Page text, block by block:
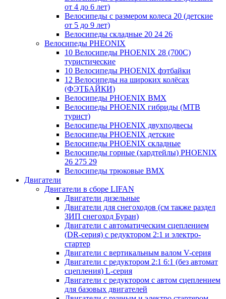
от 4 до 6 лет)
Велосипеды с размером колеса 20 (детские
от 5 до 9 лет)
Велосипеды складные 20 24 26
Велосипеды PHEONIX
10 Велосипеды PHOENIX 28 (700С)
туристические
10 Велосипеды PHOENIX фэтбайки
12 Велосипеды на широких колёсах
(ФЭТБАЙКИ)
Велосипеды PHOENIX BMX
Велосипеды PHOENIX гибриды (MTB
турист)
Велосипеды PHOENIX двухподвесы
Велосипеды PHOENIX детские
Велосипеды PHOENIX складные
Велосипеды горные (хардтейлы) PHOENIX
26 275 29
Велосипеды трюковые BMX
Двигатели
Двигатели в сборе LIFAN
Двигатели дизельные
Двигатели для снегоходов (см также раздел
ЗИП снегоход Буран)
Двигатели с автоматическим сцеплением
(DR-серия) с редуктором 2:1 и электро-
стартер
Двигатели с вертикальным валом V-серия
Двигатели с редуктором 2:1 6:1 (без автомат
сцепления) L-серия
Двигатели с редуктором с автом сцеплением
для базовых двигателей